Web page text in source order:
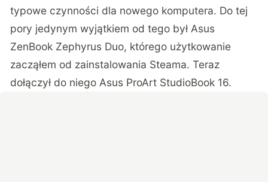
typowe czynności dla nowego komputera. Do tej
pory jedynym wyjątkiem od tego był Asus
ZenBook Zephyrus Duo, którego użytkowanie
zacząłem od zainstalowania Steama. Teraz
dołączył do niego Asus ProArt StudioBook 16.